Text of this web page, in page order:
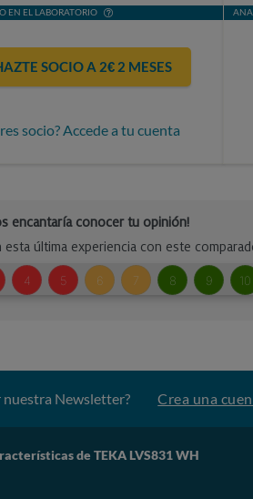
EN EL LABORATORIO
SOCIO A 2€ 2 MESES
socio? Accede a tu cuenta
nuestra Newsletter? Crea una
de TEKA LVS831 WH